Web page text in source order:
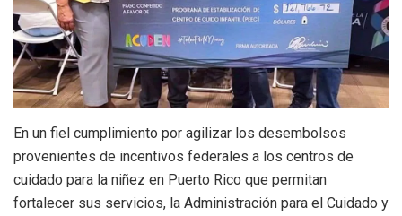
En un fiel cumplimiento por agilizar los desembolsos
provenientes de incentivos federales a los centros de
cuidado para la niñez en Puerto Rico que permitan
fortalecer sus servicios, la Administración para el Cuidado y